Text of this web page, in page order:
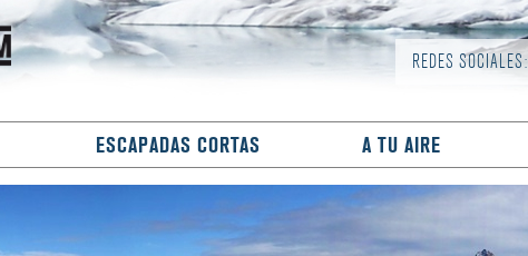
REDES SOCIALES:
ESCAPADAS CORTAS A TU AIRE